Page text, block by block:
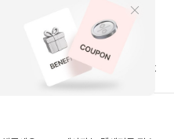
교환 불가
이 지나지 않은 제품만 가능
액의 상품으로 교환 시, 차액 환불 불가